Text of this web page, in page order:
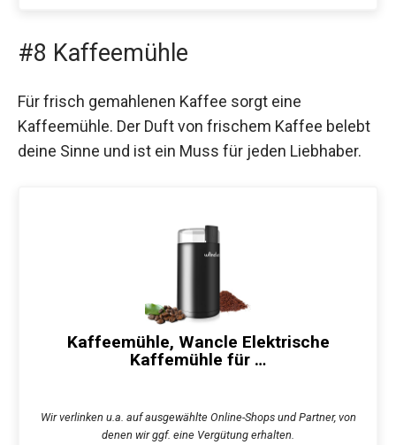
#8 Kaffeemühle
Für frisch gemahlenen Kaffee sorgt eine
Kaffeemühle. Der Duft von frischem Kaffee belebt
deine Sinne und ist ein Muss für jeden Liebhaber.
Kaffeemühle, Wancle Elektrische
Kaffemühle für …
Wir verlinken u.a. auf ausgewählte Online-Shops und Partner, von
denen wir ggf. eine Vergütung erhalten.